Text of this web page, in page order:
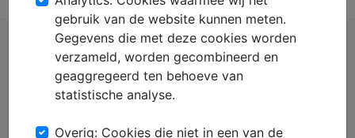
Mechanisatie